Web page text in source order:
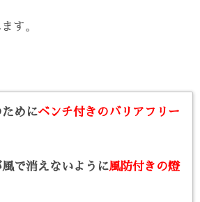
す。
めにベンチ付きのバリアフリー
で消えないように風防付きの燈